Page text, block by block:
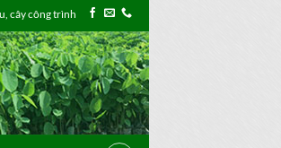
cây công trình